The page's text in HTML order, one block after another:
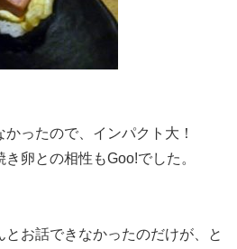
ったので、インパクト大！
卵との相性もGoo!でした。
お話できなかったのだけが、と